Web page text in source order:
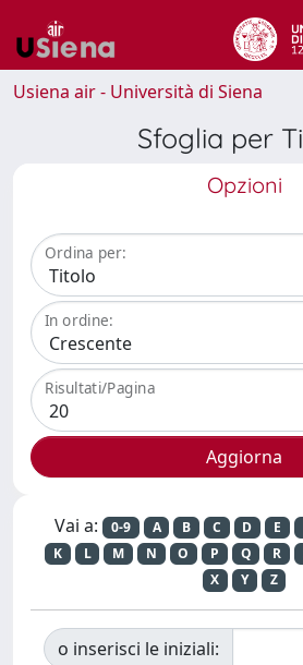
Usiena air - Università di Siena
Sfoglia per
Opzioni
Ordina per:
In ordine:
Risultati/Pagina
Vai a: 0-9 A B C D E
K
L M N O P Q R
X
Y Z
o inserisci le iniziali: